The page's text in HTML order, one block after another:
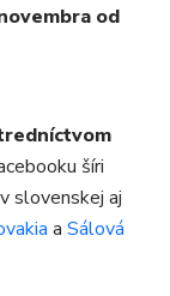
od
šíri
slovenskej aj
a Sálová